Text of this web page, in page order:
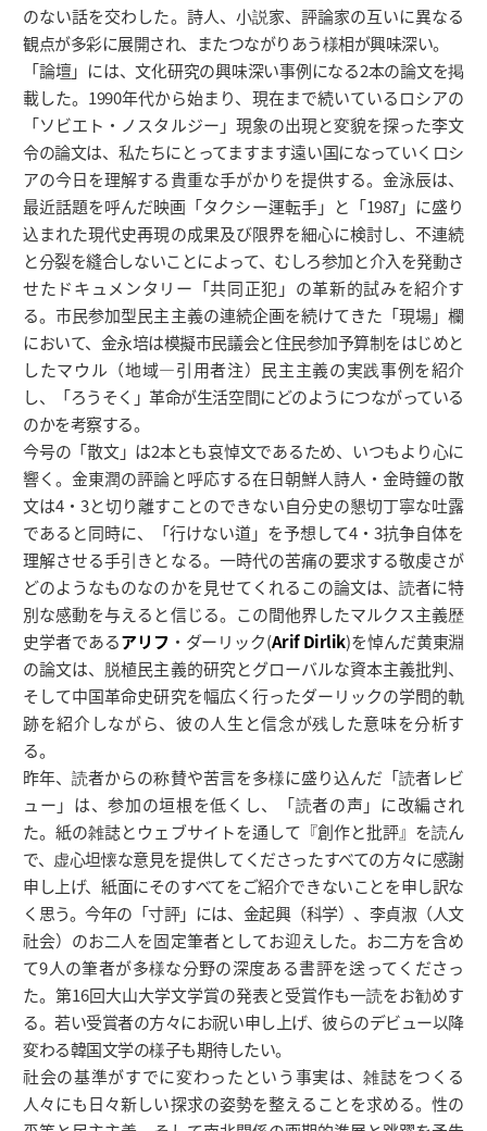
のない話を交わした。詩人、小説家、評論家の互いに異なる
観点が多彩に展開され、またつながりあう様相が興味深い。
「論壇」には、文化研究の興味深い事例になる2本の論文を掲
載した。1990年代から始まり、現在まで続いているロシアの
「ソビエト・ノスタルジー」現象の出現と変貌を探った李文
令の論文は、私たちにとってますます遠い国になっていくロシ
アの今日を理解する貴重な手がかりを提供する。金泳辰は、
最近話題を呼んだ映画「タクシー運転手」と「1987」に盛り
込まれた現代史再現の成果及び限界を細心に検討し、不連続
と分裂を縫合しないことによって、むしろ参加と介入を発動さ
せたドキュメンタリー「共同正犯」の革新的試みを紹介す
る。市民参加型民主主義の連続企画を続けてきた「現場」欄
において、金永培は模擬市民議会と住民参加予算制をはじめと
したマウル（地域―引用者注）民主主義の実践事例を紹介
し、「ろうそく」革命が生活空間にどのようにつながっている
のかを考察する。
今号の「散文」は2本とも哀悼文であるため、いつもより心に
響く。金東潤の評論と呼応する在日朝鮮人詩人・金時鐘の散
文は4・3と切り離すことのできない自分史の懇切丁寧な吐露
であると同時に、「行けない道」を予想して4・3抗争自体を
理解させる手引きとなる。一時代の苦痛の要求する敬虔さが
どのようなものなのかを見せてくれるこの論文は、読者に特
別な感動を与えると信じる。この間他界したマルクス主義歴
史学者であるアリフ ・ダーリック(Arif Dirlik)を悼んだ黄東淵
の論文は、脱植民主義的研究とグローバルな資本主義批判、
そして中国革命史研究を幅広く行ったダーリックの学問的軌
跡を紹介しながら、彼の人生と信念が残した意味を分析す
る。
昨年、読者からの称賛や苦言を多様に盛り込んだ「読者レビ
ュー」は、参加の垣根を低くし、「読者の声」に改編され
た。紙の雑誌とウェブサイトを通して『創作と批評』を読ん
で、虚心坦懐な意見を提供してくださったすべての方々に感謝
申し上げ、紙面にそのすべてをご紹介できないことを申し訳な
く思う。今年の「寸評」には、金起興（科学）、李貞淑（人文
社会）のお二人を固定筆者としてお迎えした。お二方を含め
て9人の筆者が多様な分野の深度ある書評を送ってくださっ
た。第16回大山大学文学賞の発表と受賞作も一読をお勧めす
る。若い受賞者の方々にお祝い申し上げ、彼らのデビュー以降
変わる韓国文学の様子も期待したい。
社会の基準がすでに変わったという事実は、雑誌をつくる
人々にも日々新しい探求の姿勢を整えることを求める。性の